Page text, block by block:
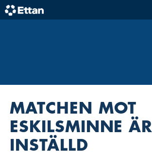
MATCHEN MOT
ESKILSMINNE ÄR
INSTÄLLD